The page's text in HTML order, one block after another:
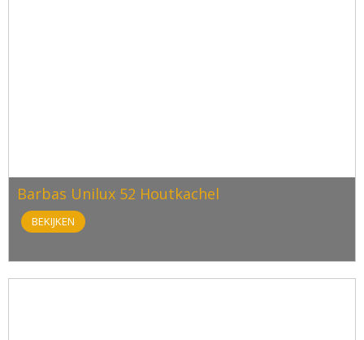
Barbas Unilux 52 Houtkachel
BEKIJKEN